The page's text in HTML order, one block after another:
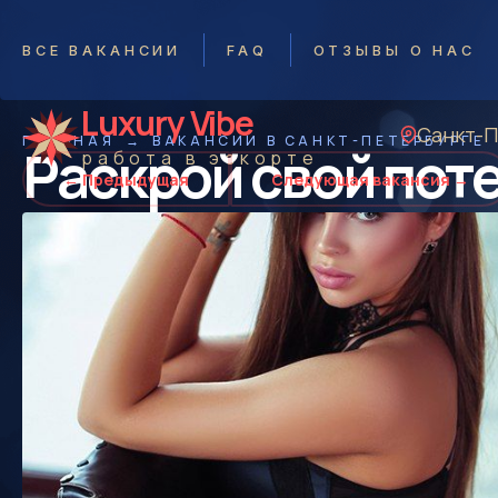
ВСЕ ВАКАНСИИ FAQ ОТЗЫВЫ О НАС
Luxury Vibe
работа в эскорте
Санкт-
ГЛАВНАЯ ВАКАНСИИ В САНКТ-ПЕТЕРБУРГЕ
← Предыдущая Следующая вакансия →
Раскрой свой